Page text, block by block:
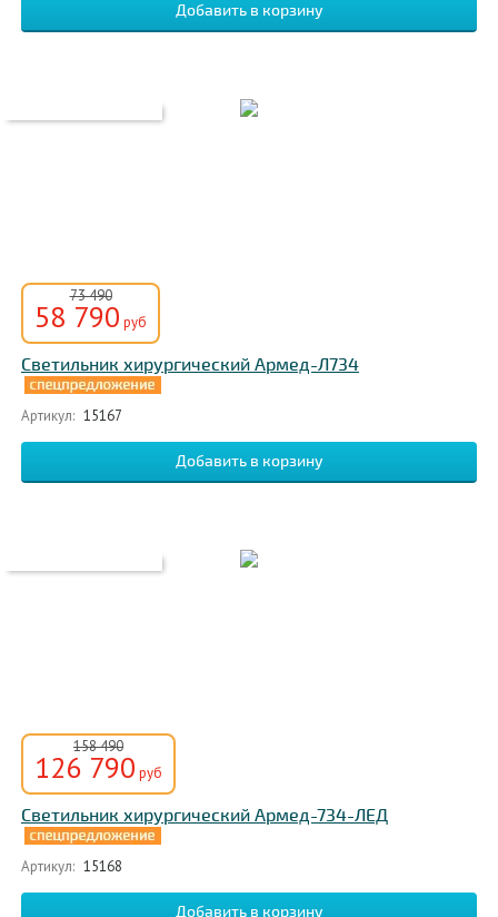
73 490
58 790 руб
Светильник хирургический Армед-Л734
Артикул: 15167
158 490
126 790 руб
Светильник хирургический Армед-734-ЛЕД
Артикул: 15168